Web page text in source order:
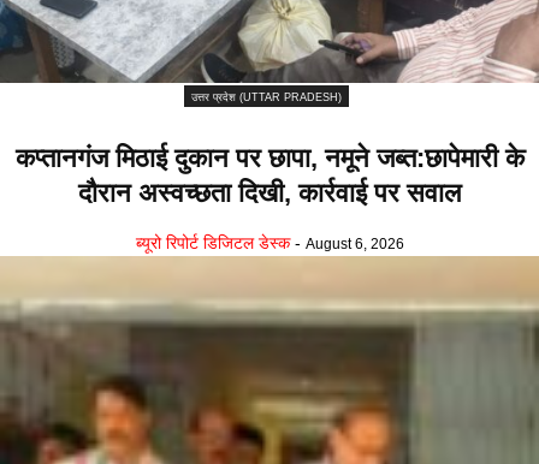
उत्तर प्रदेश (UTTAR PRADESH)
कप्तानगंज मिठाई दुकान पर छापा, नमूने जब्त:छापेमारी के
दौरान अस्वच्छता दिखी, कार्रवाई पर सवाल
ब्यूरो रिपोर्ट डिजिटल डेस्क - August 6, 2026